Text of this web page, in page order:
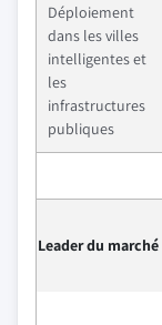
Déploiement
dans les villes
intelligentes et
les
infrastructures
publiques
Leader du marché